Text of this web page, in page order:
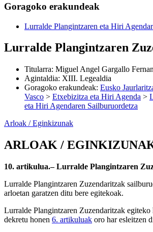
Goragoko erakundeak
Lurralde Plangintzaren eta Hiri
Lurralde Plangintzaren
Titularra: Miguel Angel Gargallo
Agintaldia: XIII. Legealdia
Goragoko erakundeak: Eusko
Vasco > Etxebizitza eta Hiri Agenda >
eta Hiri Agendaren Sailburuordetza
Arloak / Eginkizunak
ARLOAK /
10. artikulua.– Lurralde Plangintzaren
Lurralde Plangintzaren Zuzendaritzak
arloetan garatzen ditu bere egitekoak.
Lurralde Plangintzaren Zuzendaritzak egiteko
dekretu honen 6. artikuluak oro har esleitzen